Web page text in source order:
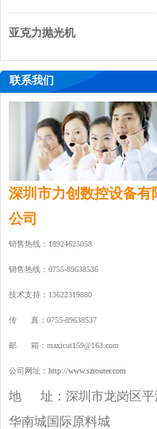
亚克力抛光机
联系我们
深圳市力创数控设备有
公司
销售热线：18924625058
销售热线：0755-89638536
技术支持：13622319880
传 真：0755-89638537
邮 箱：maxicut159@163.com
公司网址： http://www.szrouter.com
地 址： 深圳市龙岗区平
华南城国际原料城